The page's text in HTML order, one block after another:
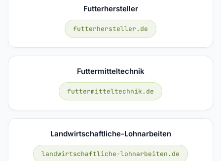
Futterhersteller
futterhersteller.de
Futtermitteltechnik
futtermitteltechnik.de
Landwirtschaftliche-Lohnarbeiten
landwirtschaftliche-lohnarbeiten.de